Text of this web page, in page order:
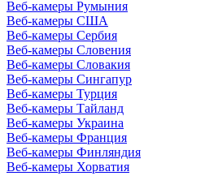
Веб-камеры Румыния
Веб-камеры США
Веб-камеры Сербия
Веб-камеры Словения
Веб-камеры Словакия
Веб-камеры Сингапур
Веб-камеры Турция
Веб-камеры Тайланд
Веб-камеры Украина
Веб-камеры Франция
Веб-камеры Финляндия
Веб-камеры Хорватия